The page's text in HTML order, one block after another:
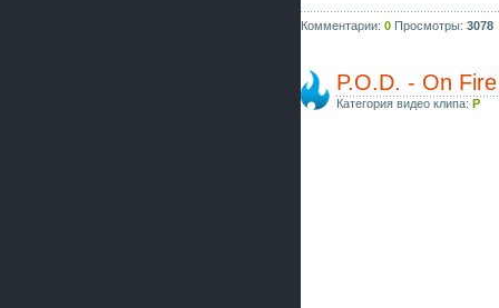
Комментарии: 0 Просмотры: 3078
P.O.D. - On Fire
Категория видео клипа: P